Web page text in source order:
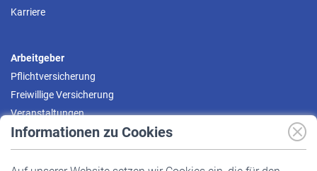
Informationen zu Cookies
Karriere
Arbeitgeber
Pflichtversicherung
Freiwillige Versicherung
Veranstaltungen